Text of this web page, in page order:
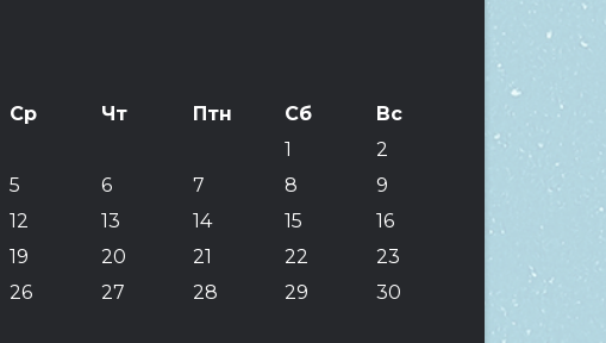
Ср Чт Птн Сб
Вс
1
2
5 6 7 8
9
12 13 14 15
16
19 20 21 22
23
26 27 28 29
30